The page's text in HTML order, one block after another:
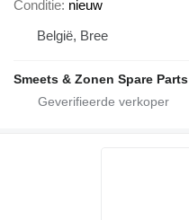
Conditie nieuw
België, Bree
Smeets & Zonen Spare Parts